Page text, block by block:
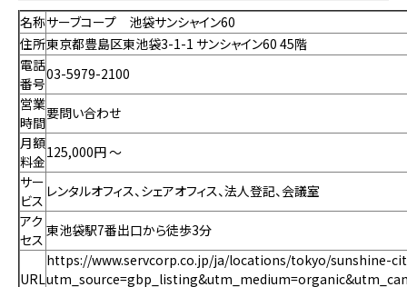
名称サーブコープ 池袋サンシャイン60
住所東京都豊島区東池袋3-1-1 サンシャイン60 45階
電話
番号
03-5979-2100
営業
時間
要問い合わせ
月額
料金
125,000円 〜
サー
ビス
レンタルオフィス、シェアオフィス、法人登記、会議室
アク
セス
東池袋駅7番出口から徒歩3分
URL
https://www.servcorp.co.jp/ja/locations/tokyo/sunshine-